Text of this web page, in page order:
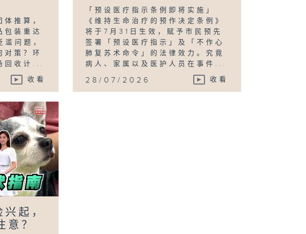
体推算，
包装重达
问题，
对策？环
回收计...
收看
「预设医疗指示条例即将实施」
《维持生命治疗的预作决定条例》
将于7月31日生效，赋予市民预先
签署「预设医疗指示」及「不作心
肺复苏术命令」的法律效力。究竟
病人、家属以及医护人员在事件...
28/07/2026 收看
起，
意？